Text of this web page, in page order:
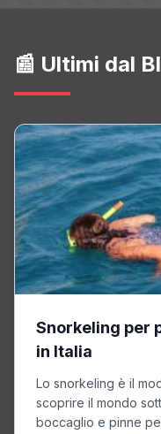
📰 Ultimi dal
Snorkeling per
in Italia
Lo snorkeling è il
scoprire il mondo
boccaglio e pinne